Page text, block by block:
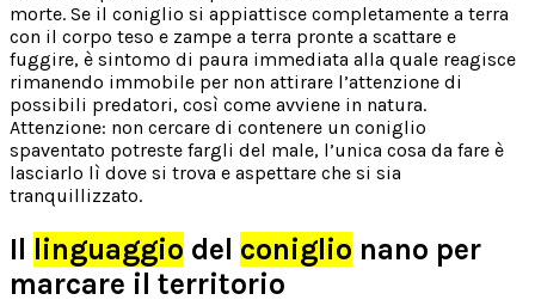
morte. Se il coniglio si appiattisce completamente a terra
con il corpo teso e zampe a terra pronte a scattare e
fuggire, è sintomo di paura immediata alla quale reagisce
rimanendo immobile per non attirare l’attenzione di
possibili predatori, così come avviene in natura.
Attenzione: non cercare di contenere un coniglio
spaventato potreste fargli del male, l’unica cosa da fare è
lasciarlo lì dove si trova e aspettare che si sia
tranquillizzato.
Il linguaggio del coniglio nano per
marcare il territorio